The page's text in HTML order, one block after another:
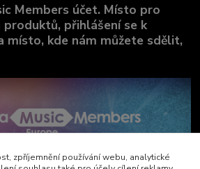
Members účet. Místo pro
produktů, přihlášení se k
místo, kde nám můžete sdělit,
zpříjemnění používání webu, analytické